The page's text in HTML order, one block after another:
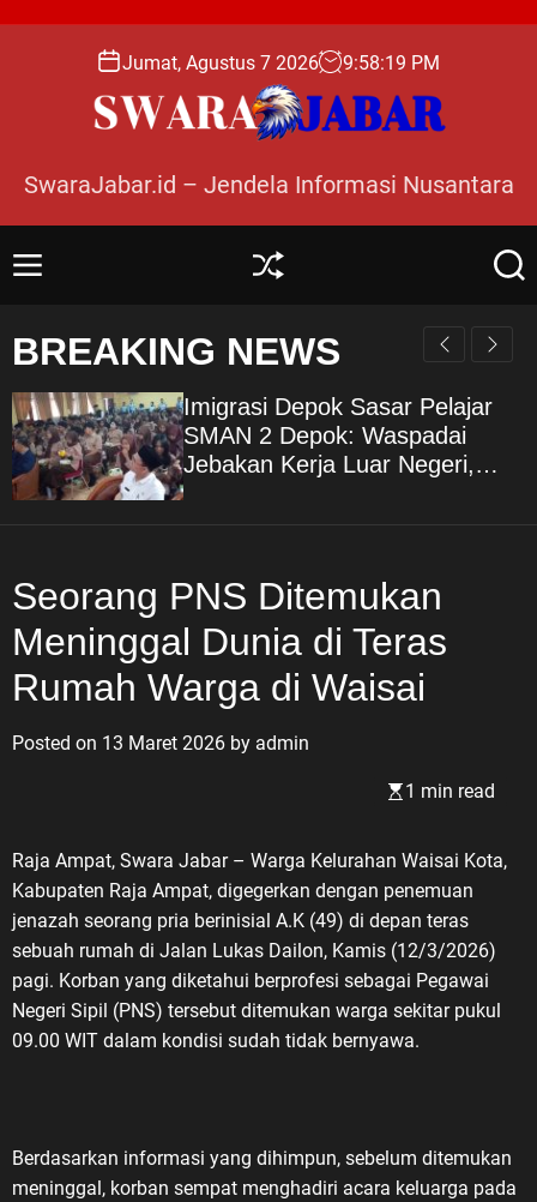
o
Jumat, Agustus 7 2026 9:58:20 PM
SwaraJabar.id – Jendela Informasi Nusantara
M
u
S
ff
S
r
BREAKING NEWS
Imigrasi Depok Sasar Pelajar
SMAN 2 Depok: Waspadai
Jebakan Kerja Luar Negeri,
Poltekim Jadi Jalan Masa
Seorang PNS Ditemukan
Meninggal Dunia di Teras
Rumah Warga di Waisai
Posted on 13 Maret 2026 by admin
1 min read
Raja Ampat, Swara Jabar – Warga Kelurahan Waisai Kota,
Kabupaten Raja Ampat, digegerkan dengan penemuan
jenazah seorang pria berinisial A.K (49) di depan teras
sebuah rumah di Jalan Lukas Dailon, Kamis (12/3/2026)
pagi. Korban yang diketahui berprofesi sebagai Pegawai
Negeri Sipil (PNS) tersebut ditemukan warga sekitar pukul
09.00 WIT dalam kondisi sudah tidak bernyawa.
Berdasarkan informasi yang dihimpun, sebelum ditemukan
meninggal, korban sempat menghadiri acara keluarga pada